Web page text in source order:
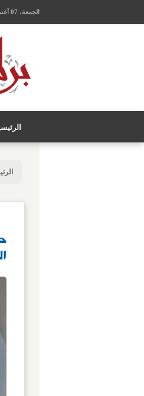
الجمعة، 07 أغسطس 2026 06:26 ص